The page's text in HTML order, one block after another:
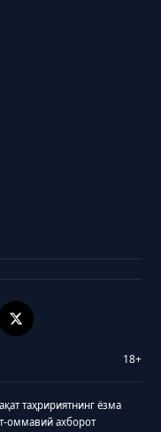
18+
таҳририятнинг ёзма
оммавий ахборот